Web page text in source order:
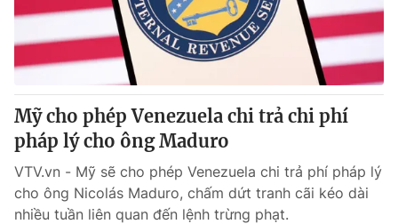
Cơ quan chủ quản:
Đài Truyền hình Việt Nam
Thời báo VTV
Giấy phép hoạt động báo in và báo điện tử số 483/GP-BTTTT
cấp ngày 29/12/2023
Tổng Biên tập:Vũ Thanh Thủy
Phó Tổng Biên tập:Nguyễn Thị Mỹ Hạnh, Phạm Quốc Thắng,
Tổng đài VTV:024.38 355 931 - 024.38 355 932
Ðiện thoại Thời báo VTV:024.66 897 897
Mỹ cho phép Venezuela chi trả chi phí
pháp lý cho ông Maduro
VTV.vn - Mỹ sẽ cho phép Venezuela chi trả phí pháp lý
cho ông Nicolás Maduro, chấm dứt tranh cãi kéo dài
nhiều tuần liên quan đến lệnh trừng phạt.